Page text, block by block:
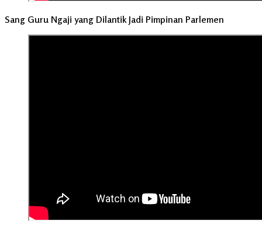
Sang Guru Ngaji yang Dilantik Jadi Pimpinan Parlemen